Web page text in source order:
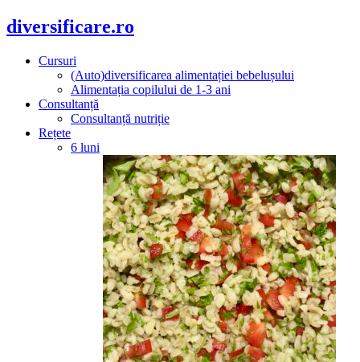
diversificare.ro
Cursuri
(Auto)diversificarea alimentației bebelușului
Alimentația copilului de 1-3 ani
Consultanță
Consultanță nutriție
Rețete
6 luni